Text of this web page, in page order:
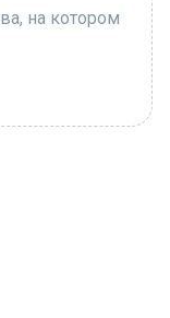
на котором